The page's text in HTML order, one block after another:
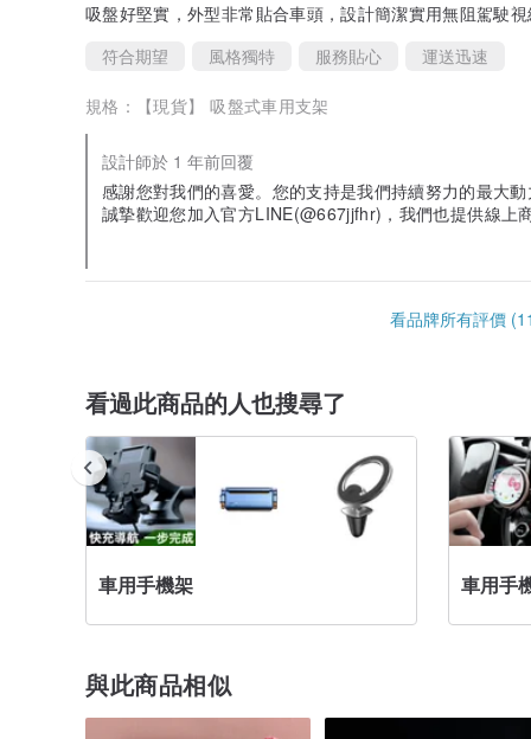
吸盤好堅實，外型非常貼合車頭，設計簡潔實用無阻駕駛
符合期望
風格獨特 服務貼心 運送迅速
規格： 【現貨】 吸盤式車用支架
設計師於 1 年前回覆
感謝您對我們的喜愛。您的支持是我們持續努力的最大
誠摯歡迎您加入官方LINE(@667jjfhr)，我們也提供線上
看品牌所有評價
看過此商品的人也搜尋了
車用手機架 車用手
與此商品相似